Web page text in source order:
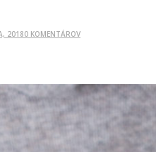
20180 KOMENTÁROV